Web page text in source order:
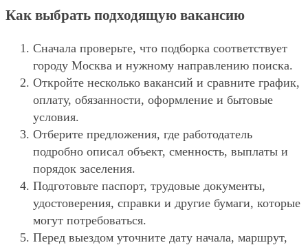
Как выбрать подходящую вакансию
Сначала проверьте, что подборка соответствует
городу Москва и нужному направлению поиска.
Откройте несколько вакансий и сравните график,
оплату, обязанности, оформление и бытовые
условия.
Отберите предложения, где работодатель
подробно описал объект, сменность, выплаты и
порядок заселения.
Подготовьте паспорт, трудовые документы,
удостоверения, справки и другие бумаги, которые
могут потребоваться.
Перед выездом уточните дату начала, маршрут,